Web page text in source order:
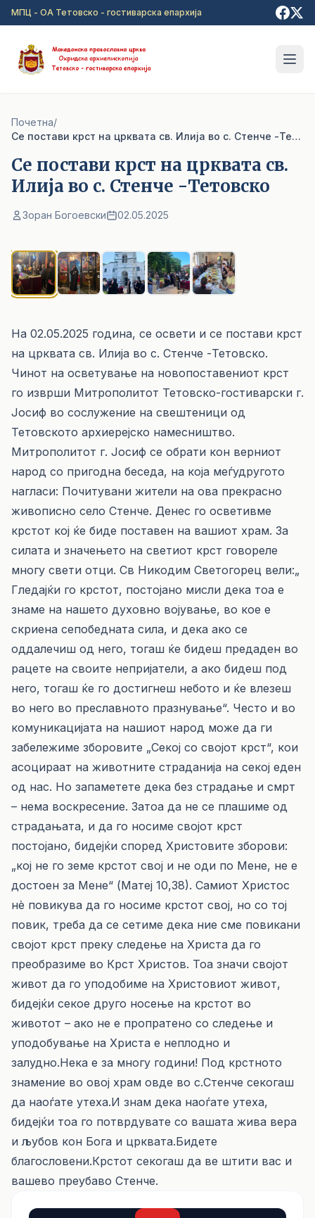
Прејди на главна содржина
МПЦ - ОА Тетовско - гостиварска епархија
Почетна/
Cе постави крст на црквата св. Илија во с. Стенче -Тетовско
Cе постави крст на црквата св.
Илија во с. Стенче -Тетовско
Зоран Богоевски 02.05.2025
На 02.05.2025 година, се освети и се постави крст
на црквата св. Илија во с. Стенче -Тетовско.
Чинот на осветување на новопоставениот крст
го изврши Митрополитот Тетовско-гостиварски г.
Јосиф во сослужение на свештеници од
Тетовското архиерејско намесништво.
Митрополитот г. Јосиф се обрати кон верниот
народ со пригодна беседа, на која меѓудругото
нагласи: Почитувани жители на ова прекрасно
живописно село Стенче. Денес го осветивме
крстот кој ќе биде поставен на вашиот храм. За
силата и значењето на светиот крст говореле
многу свети отци. Св Никодим Светогорец вели:„
Гледајќи го крстот, постојано мисли дека тоа е
знаме на нашето духовно војување, во кое е
скриена сепобедната сила, и дека ако се
оддалечиш од него, тогаш ќе бидеш предаден во
рацете на своите непријатели, а ако бидеш под
него, тогаш ќе го достигнеш небото и ќе влезеш
во него во преславното празнување“. Често и во
комуникацијата на нашиот народ може да ги
забележиме зборовите „Секој со својот крст“, кои
асоцираат на животните страданија на секој еден
од нас. Но запаметете дека без страдање и смрт
– нема воскресение. Затоа да не се плашиме од
страдањата, и да го носиме својот крст
постојано, бидејќи според Христовите зборови:
„кој не го земе крстот свој и не оди по Мене, не е
достоен за Мене“ (Матеј 10,38). Самиот Христос
нè повикува да го носиме крстот свој, но со тој
повик, треба да се сетиме дека ние сме повикани
својот крст преку следење на Христа да го
преобразиме во Крст Христов. Тоа значи својот
живот да го уподобиме на Христовиот живот,
бидејќи секое друго носење на крстот во
животот – ако не е пропратено со следење и
уподобување на Христа е неплодно и
залудно.Нека е за многу години! Под крстното
знамение во овој храм овде во с.Стенче секогаш
да наоѓате утеха.И знам дека наоѓате утеха,
бидејќи тоа го потврдувате со вашата жива вера
и љубов кон Бога и црквата.Бидете
благословени.Крстот секогаш да ве штити вас и
вашево преубаво Стенче.